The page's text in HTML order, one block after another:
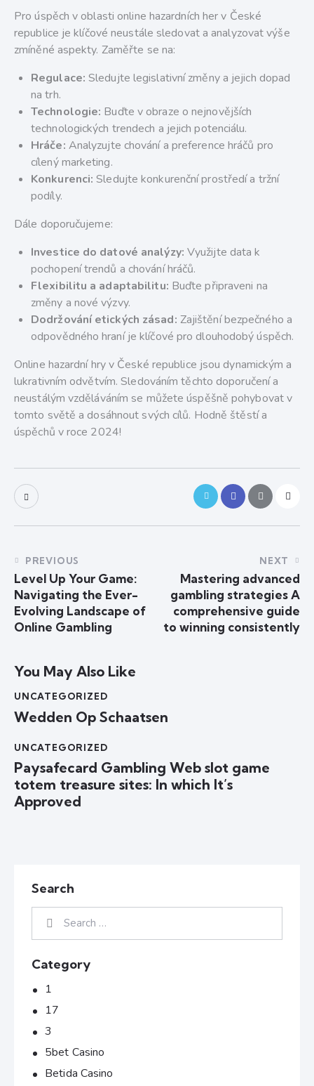
Pro úspěch v oblasti online hazardních her v České
republice je klíčové neustále sledovat a analyzovat výše
zmíněné aspekty. Zaměřte se na:
Regulace: Sledujte legislativní změny a jejich dopad
na trh.
Technologie: Buďte v obraze o nejnovějších
technologických trendech a jejich potenciálu.
Hráče: Analyzujte chování a preference hráčů pro
cílený marketing.
Konkurenci: Sledujte konkurenční prostředí a tržní
podíly.
Dále doporučujeme:
Investice do datové analýzy: Využijte data k
pochopení trendů a chování hráčů.
Flexibilitu a adaptabilitu: Buďte připraveni na
změny a nové výzvy.
Dodržování etických zásad: Zajištění bezpečného a
odpovědného hraní je klíčové pro dlouhodobý úspěch.
Online hazardní hry v České republice jsou dynamickým a
lukrativním odvětvím. Sledováním těchto doporučení a
neustálým vzděláváním se můžete úspěšně pohybovat v
tomto světě a dosáhnout svých cílů. Hodně štěstí a
úspěchů v roce 2024!
PREVIOUS
Level Up Your Game:
Navigating the Ever-
Evolving Landscape of
Online Gambling
NEXT
Mastering advanced
gambling strategies A
comprehensive guide
to winning consistently
You May Also Like
UNCATEGORIZED
Wedden Op Schaatsen
UNCATEGORIZED
Paysafecard Gambling Web slot game
totem treasure sites: In which It’s
Approved
Search
Category
1
17
3
5bet Casino
Betida Casino